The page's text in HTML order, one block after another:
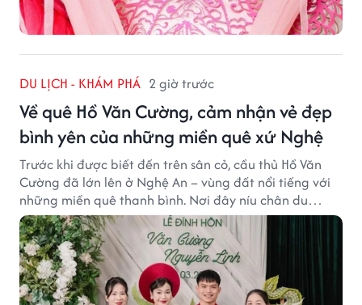
DU LỊCH - KHÁM PHÁ 2 giờ trước
Về quê Hồ Văn Cường, cảm nhận vẻ đẹp
bình yên của những miền quê xứ Nghệ
Trước khi được biết đến trên sân cỏ, cầu thủ Hồ Văn
Cường đã lớn lên ở Nghệ An – vùng đất nổi tiếng với
những miền quê thanh bình. Nơi đây níu chân du
khách bằng cánh đồng xanh, làng quê yên ả và nhịp
sống chậm đầy bình yên.